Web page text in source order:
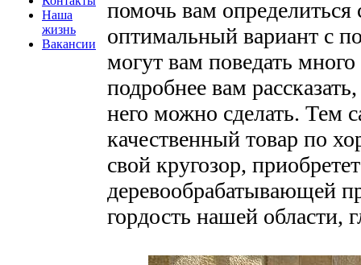
Наша
жизнь
Вакансии
помочь вам
оптимальный вариант с
могут вам поведать
подробнее вам
него можно сделать. Тем
качественный товар по
свой кругозор,
деревообрабатывающей
гордость нашей области,